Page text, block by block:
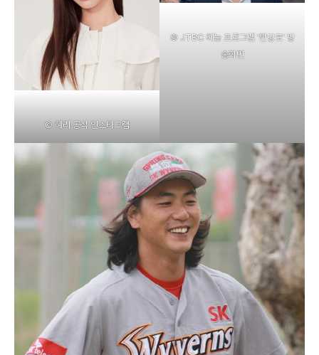
© 혜리 공식 인스타그램
© JTBC 예능 프로그램 ‘짠당포’ 방
송화면